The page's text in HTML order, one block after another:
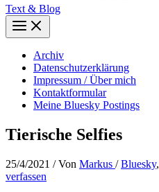
Text & Blog
Main
Menu
Archiv
Datenschutzerklärung
Impressum / Über mich
Kontaktformular
Meine Bluesky Postings
Tierische Selfies
25/4/2021 / Von Markus /Bluesky,
verfassen